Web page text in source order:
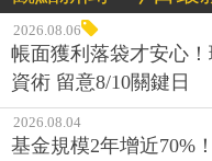
2026.08.06
帳面獲利落袋才安心
資術 留意8/10關鍵日
2026.08.04
基金規模2年增近70%